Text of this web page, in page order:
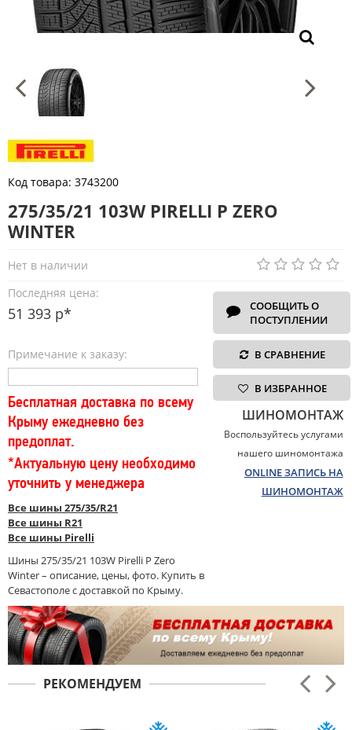
Код товара: 3743200
275/35/21 103W PIRELLI P ZERO
WINTER
Нет в наличии
Последняя цена:
51 393 р*
Примечание к заказу:
Бесплатная доставка по всему
Крыму ежедневно без
предоплат.
*Актуальную цену необходимо
уточнить у менеджера
Все шины 275/35/R21
Все шины R21
Все шины Pirelli
Шины 275/35/21 103W Pirelli P Zero
Winter – описание, цены, фото. Купить в
Севастополе с доставкой по Крыму.
СООБЩИТЬ О
ПОСТУПЛЕНИИ
В СРАВНЕНИЕ
В ИЗБРАННОЕ
ШИНОМОНТАЖ
Воспользуйтесь услугами
нашего шиномонтажа
ONLINE ЗАПИСЬ НА
ШИНОМОНТАЖ
РЕКОМЕНДУЕМ